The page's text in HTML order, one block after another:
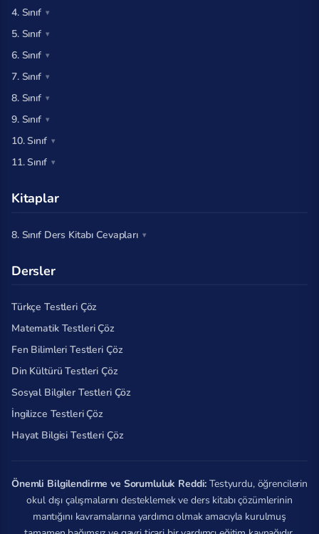
4. Sınıf
5. Sınıf
6. Sınıf
7. Sınıf
8. Sınıf
9. Sınıf
10. Sınıf
11. Sınıf
Kitaplar
8. Sınıf Ders Kitabı Cevapları
Dersler
Türkçe Testleri Çöz
Matematik Testleri Çöz
Fen Bilimleri Testleri Çöz
Din Kültürü Testleri Çöz
Sosyal Bilgiler Testleri Çöz
İngilizce Testleri Çöz
Hayat Bilgisi Testleri Çöz
Önemli Bilgilendirme ve Sorumluluk Reddi: Testyurdu, öğrencilerin
okul dışı çalışmalarını desteklemek ve ders kitabı çözümlerinin
mantığını kavramalarına yardımcı olmak amacıyla kurulmuş